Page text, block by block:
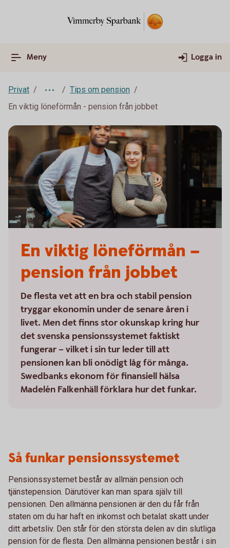
Meny Logga in
Privat
Tips om pension
En viktig löneförmån - pension från jobbet
En viktig löneförmån –
pension från jobbet
De flesta vet att en bra och stabil pension
tryggar ekonomin under de senare åren i
livet. Men det finns stor okunskap kring hur
det svenska pensionssystemet faktiskt
fungerar – vilket i sin tur leder till att
pensionen kan bli onödigt låg för många.
Swedbanks ekonom för finansiell hälsa
Madelén Falkenhäll förklara hur det funkar.
Så funkar pensionssystemet
Pensionssystemet består av allmän pension och
tjänstepension. Därutöver kan man spara själv till
pensionen. Den allmänna pensionen är den du får från
staten om du har haft en inkomst och betalat skatt under
ditt arbetsliv. Den står för den största delen av din slutliga
pension för de flesta. Den allmänna pensionen består i sin